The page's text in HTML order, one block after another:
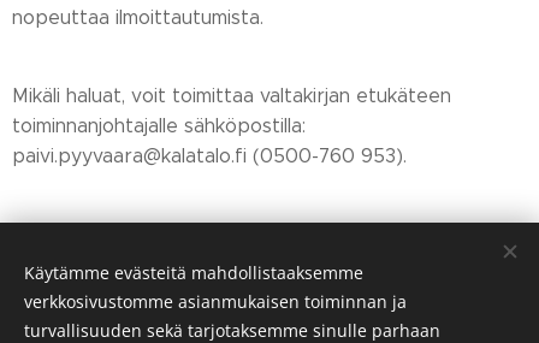
nopeuttaa ilmoittautumista.
Mikäli haluat, voit toimittaa valtakirjan etukäteen
toiminnanjohtajalle sähköpostilla:
paivi.pyyvaara@kalatalo.fi (0500-760 953).
Käytämme evästeitä mahdollistaaksemme
verkkosivustomme asianmukaisen toiminnan ja
turvallisuuden sekä tarjotaksemme sinulle parhaan